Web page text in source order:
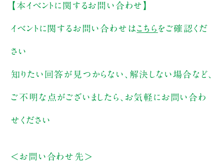
【本イベントに関するお問い合わせ】
イベントに関するお問い合わせはこちら をご確認くだ
さい
知りたい回答が見つからない、解決しない場合など、
ご不明な点がございましたら、お気軽にお問い合わ
せください
＜お問い合わせ先＞